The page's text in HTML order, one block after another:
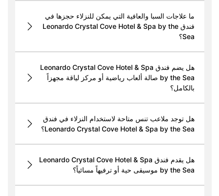
ما علاجات السبا والعافية التي يمكن للنزلاء حجزها في
فندق Leonardo Crystal Cove Hotel & Spa by the
Sea؟
هل يضم فندق Leonardo Crystal Cove Hotel & Spa
by the Sea صالة ألعاب رياضية أو مركز لياقة مجهزاً
بالكامل؟
هل توجد ملاعب تنس متاحة لاستخدام النزلاء في فندق
Leonardo Crystal Cove Hotel & Spa by the Sea؟
هل يقدم فندق Leonardo Crystal Cove Hotel & Spa
by the Sea موسيقى حية أو ترفيهاً مسائياً؟